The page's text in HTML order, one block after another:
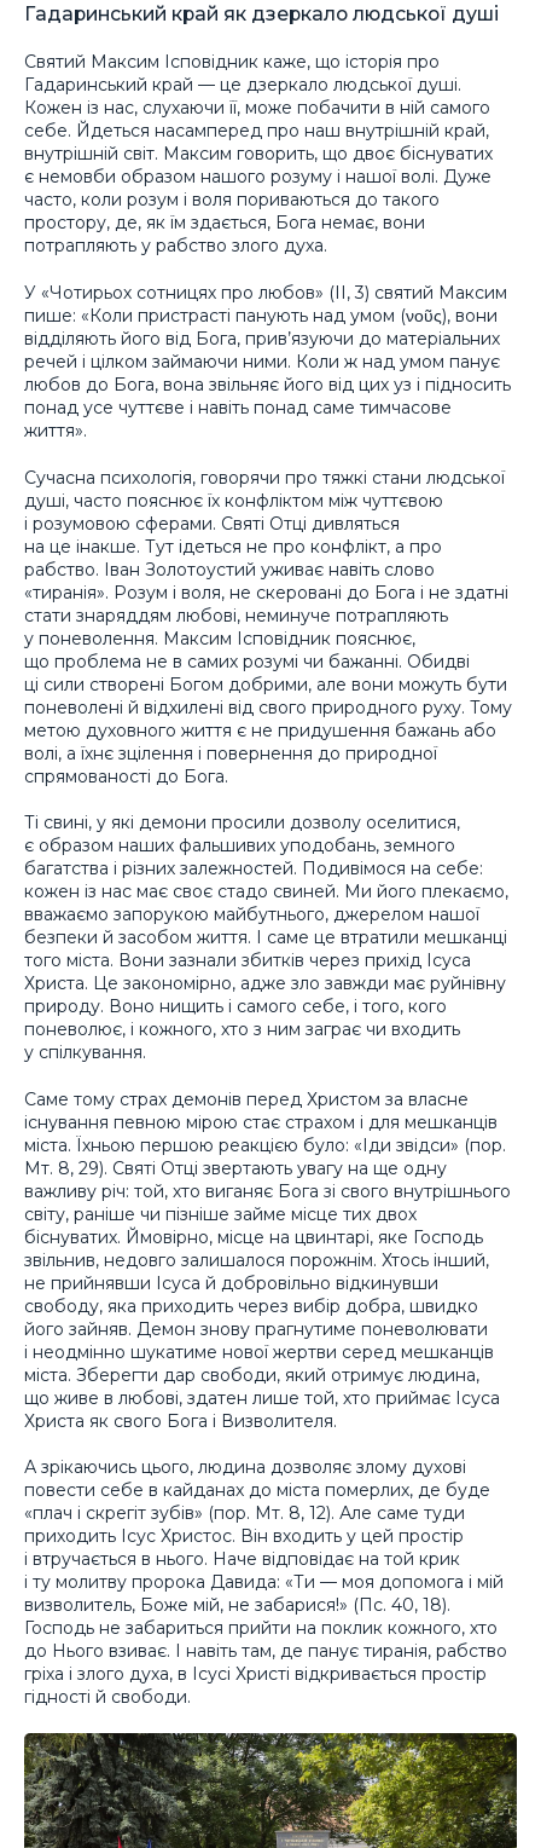
Гадаринський край як дзеркало людської душі
Святий Максим Ісповідник каже, що історія про
Гадаринський край — це дзеркало людської душі.
Кожен із нас, слухаючи її, може побачити в ній самого
себе. Йдеться насамперед про наш внутрішній край,
внутрішній світ. Максим говорить, що двоє біснуватих
є немовби образом нашого розуму і нашої волі. Дуже
часто, коли розум і воля пориваються до такого
простору, де, як їм здається, Бога немає, вони
потрапляють у рабство злого духа.
У «Чотирьох сотницях про любов» (ІІ, 3) святий Максим
пише: «Коли пристрасті панують над умом (νοῦς), вони
відділяють його від Бога, прив’язуючи до матеріальних
речей і цілком займаючи ними. Коли ж над умом панує
любов до Бога, вона звільняє його від цих уз і підносить
понад усе чуттєве і навіть понад саме тимчасове
життя».
Сучасна психологія, говорячи про тяжкі стани людської
душі, часто пояснює їх конфліктом між чуттєвою
і розумовою сферами. Святі Отці дивляться
на це інакше. Тут ідеться не про конфлікт, а про
рабство. Іван Золотоустий уживає навіть слово
«тиранія». Розум і воля, не скеровані до Бога і не здатні
стати знаряддям любові, неминуче потрапляють
у поневолення. Максим Ісповідник пояснює,
що проблема не в самих розумі чи бажанні. Обидві
ці сили створені Богом добрими, але вони можуть бути
поневолені й відхилені від свого природного руху. Тому
метою духовного життя є не придушення бажань або
волі, а їхнє зцілення і повернення до природної
спрямованості до Бога.
Ті свині, у які демони просили дозволу оселитися,
є образом наших фальшивих уподобань, земного
багатства і різних залежностей. Подивімося на себе:
кожен із нас має своє стадо свиней. Ми його плекаємо,
вважаємо запорукою майбутнього, джерелом нашої
безпеки й засобом життя. І саме це втратили мешканці
того міста. Вони зазнали збитків через прихід Ісуса
Христа. Це закономірно, адже зло завжди має руйнівну
природу. Воно нищить і самого себе, і того, кого
поневолює, і кожного, хто з ним заграє чи входить
у спілкування.
Саме тому страх демонів перед Христом за власне
існування певною мірою стає страхом і для мешканців
міста. Їхньою першою реакцією було: «Іди звідси» (пор.
Мт. 8, 29). Святі Отці звертають увагу на ще одну
важливу річ: той, хто виганяє Бога зі свого внутрішнього
світу, раніше чи пізніше займе місце тих двох
біснуватих. Ймовірно, місце на цвинтарі, яке Господь
звільнив, недовго залишалося порожнім. Хтось інший,
не прийнявши Ісуса й добровільно відкинувши
свободу, яка приходить через вибір добра, швидко
його зайняв. Демон знову прагнутиме поневолювати
і неодмінно шукатиме нової жертви серед мешканців
міста. Зберегти дар свободи, який отримує людина,
що живе в любові, здатен лише той, хто приймає Ісуса
Христа як свого Бога і Визволителя.
А зрікаючись цього, людина дозволяє злому духові
повести себе в кайданах до міста померлих, де буде
«плач і скрегіт зубів» (пор. Мт. 8, 12). Але саме туди
приходить Ісус Христос. Він входить у цей простір
і втручається в нього. Наче відповідає на той крик
і ту молитву пророка Давида: «Ти — моя допомога і мій
визволитель, Боже мій, не забарися!» (Пс. 40, 18).
Господь не забариться прийти на поклик кожного, хто
до Нього взиває. І навіть там, де панує тиранія, рабство
гріха і злого духа, в Ісусі Христі відкривається простір
гідності й свободи.